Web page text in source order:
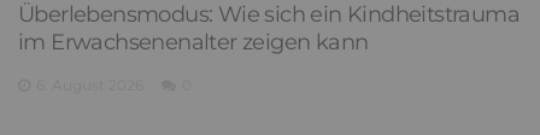
Überlebensmodus: Wie sich ein Kindheitstrauma
im Erwachsenenalter zeigen kann